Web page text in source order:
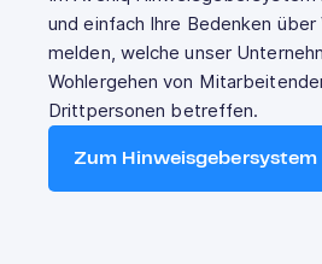
und einfach Ihre Bedenken
melden, welche unser
Wohlergehen von
Drittpersonen betreffen.
Zum Hinweisgebersystem